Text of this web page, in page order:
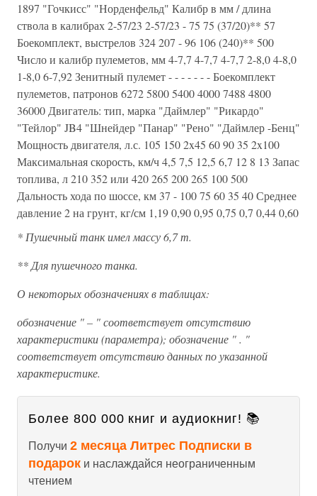
1897 "Гочкисс" "Норденфельд" Калибр в мм / длина
ствола в калибрах 2-57/23 2-57/23 - 75 75 (37/20)** 57
Боекомплект, выстрелов 324 207 - 96 106 (240)** 500
Число и калибр пулеметов, мм 4-7,7 4-7,7 4-7,7 2-8,0 4-8,0
1-8,0 6-7,92 Зенитный пулемет - - - - - - - Боекомплект
пулеметов, патронов 6272 5800 5400 4000 7488 4800
36000 Двигатель: тип, марка "Даймлер" "Рикардо"
"Тейлор" JB4 "Шнейдер "Панар" "Рено" "Даймлер -Бенц"
Мощность двигателя, л.с. 105 150 2x45 60 90 35 2x100
Максимальная скорость, км/ч 4,5 7,5 12,5 6,7 12 8 13 Запас
топлива, л 210 352 или 420 265 200 265 100 500
Дальность хода по шоссе, км 37 - 100 75 60 35 40 Среднее
давление 2 на грунт, кг/см 1,19 0,90 0,95 0,75 0,7 0,44 0,60
* Пушечный танк имел массу 6,7 т.
** Для пушечного танка.
О некоторых обозначениях в таблицах:
обозначение " – " соответствует отсутствию
характеристики (параметра); обозначение " . "
соответствует отсутствию данных по указанной
характеристике.
Более 800 000 книг и аудиокниг! 📚
Получи 2 месяца Литрес Подписки в
подарок и наслаждайся неограниченным
чтением